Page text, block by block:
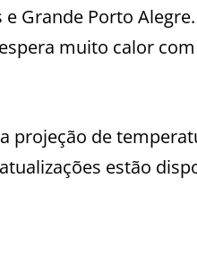
Grande Porto
muito calor
projeção de
estão